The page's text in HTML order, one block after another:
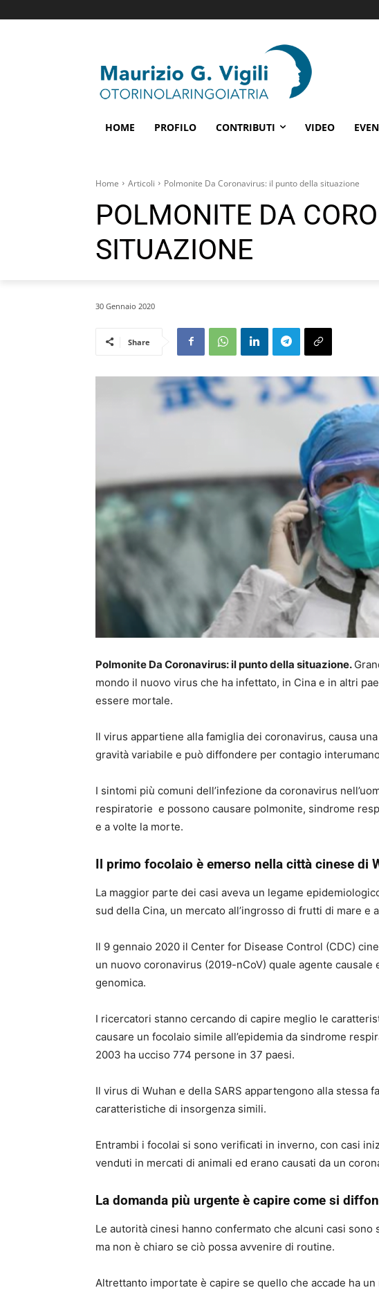
HOME PROFILO CONTRIBUTI VIDEO
Home Articoli Polmonite Da Coronavirus: il punto della situazione
POLMONITE DA
SITUAZIONE
30 Gennaio 2020
Share
Polmonite Da Coronavirus: il punto della situazione.
mondo il nuovo virus che ha infettato, in Cina e in altri
essere mortale.
Il virus appartiene alla famiglia dei coronavirus, causa
gravità variabile e può diffondere per contagio
I sintomi più comuni dell’infezione da coronavirus
respiratorie e possono causare polmonite, sindrome
e a volte la morte.
Il primo focolaio è emerso nella città cinese di
La maggior parte dei casi aveva un legame
sud della Cina, un mercato all’ingrosso di frutti di mare e
Il 9 gennaio 2020 il Center for Disease Control (CDC)
un nuovo coronavirus (2019-nCoV) quale agente causale
genomica.
I ricercatori stanno cercando di capire meglio le
causare un focolaio simile all’epidemia da sindrome
2003 ha ucciso 774 persone in 37 paesi.
Il virus di Wuhan e della SARS appartengono alla stessa
caratteristiche di insorgenza simili.
Entrambi i focolai si sono verificati in inverno, con casi
venduti in mercati di animali ed erano causati da un
La domanda più urgente è capire come si
Le autorità cinesi hanno confermato che alcuni casi
ma non è chiaro se ciò possa avvenire di routine.
Altrettanto importate è capire se quello che accade ha